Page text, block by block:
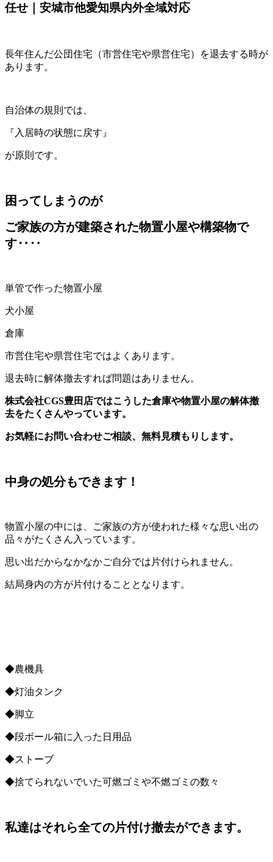
任せ｜安城市他愛知県内外全域対応
長年住んだ公団住宅（市営住宅や県営住宅）を退去する時が
あります。
自治体の規則では、
『入居時の状態に戻す』
が原則です。
困ってしまうのが
ご家族の方が建築された物置小屋や構築物で
す‥‥
単管で作った物置小屋
犬小屋
倉庫
市営住宅や県営住宅ではよくあります。
退去時に解体撤去すれば問題はありません。
株式会社CGS豊田店ではこうした倉庫や物置小屋の解体撤
去をたくさんやっています。
お気軽にお問い合わせご相談、無料見積もりします。
中身の処分もできます！
物置小屋の中には、ご家族の方が使われた様々な思い出の
品々がたくさん入っています。
思い出だからなかなかご自分では片付けられません。
結局身内の方が片付けることとなります。
◆農機具
◆灯油タンク
◆脚立
◆段ボール箱に入った日用品
◆ストーブ
◆捨てられないでいた可燃ゴミや不燃ゴミの数々
私達はそれら全ての片付け撤去ができます。